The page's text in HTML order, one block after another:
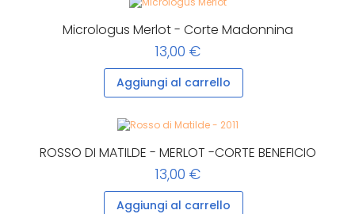
Micrologus Merlot - Corte Madonnina
13,00 €
Aggiungi al carrello
ROSSO DI MATILDE - MERLOT -CORTE BENEFICIO
13,00 €
Aggiungi al carrello